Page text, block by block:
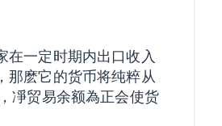
在一定时期内出口收入
那麽它的货币将纯粹从
凈贸易余额為正会使货